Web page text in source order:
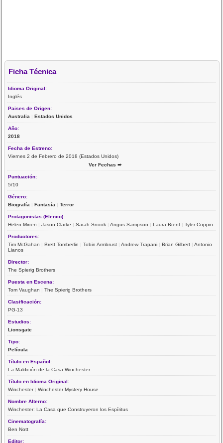
Ficha Técnica
Idioma Original:
Inglés
Paises de Origen:
Australia |Estados Unidos
Año:
2018
Fecha de Estreno:
Viernes 2 de Febrero de 2018 (Estados Unidos)
Ver Fechas ➨
Puntuación:
5/10
Género:
Biografía |Fantasía |Terror
Protagonistas (Elenco):
Helen Mirren |Jason Clarke |Sarah Snook |Angus Sampson |Laura Brent |Tyler Coppin
Productores:
Tim McGahan |Brett Tomberlin |Tobin Armbrust |Andrew Trapani |Brian Gilbert |Antonio
Lianos
Director:
The Spierig Brothers
Puesta en Escena:
Tom Vaughan |The Spierig Brothers
Clasificación:
PG-13
Estudios:
Lionsgate
Tipo:
Película
Título en Español:
La Maldición de la Casa Winchester
Título en Idioma Original:
Winchester|Winchester Mystery House
Nombre Alterno:
Winchester: La Casa que Construyeron los Espíritus
Cinematografía:
Ben Nott
Editor: